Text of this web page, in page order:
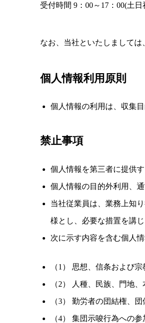
受付時間 9：00～17：00(土
なお、当社といたしましては
個人情報利用原則
個人情報の利用は、収集
禁止事項
個人情報を第三者に提供
個人情報の目的外利用、
当社従業員は、業務上知
様とし、必要な措置を講じ
次に示す内容を含む個人
（1） 思想、信条および
（2） 人種、民族、門地
（3） 勤労者の団結権、
（4） 集団示唆行為への